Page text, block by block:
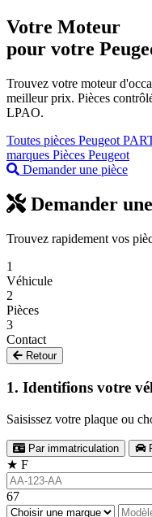
Votre Moteur
pour votre
Trouvez votre moteur
meilleur prix. Pièces
LPAO.
Toutes pièces Peugeot
marques Pièces Peugeot
Demander une pièce
Demander
Trouvez rapidement vos
1
Véhicule
2
Pièces
3
Contact
Retour
1. Identifions votre
Saisissez votre plaque ou
Par immatriculation
★ F
67